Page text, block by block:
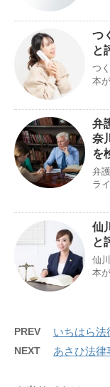
つ
と
つ
本
弁
奈
を
弁
ラ
仙
と
仙
本
PREV いちはら法
NEXT あさひ法律